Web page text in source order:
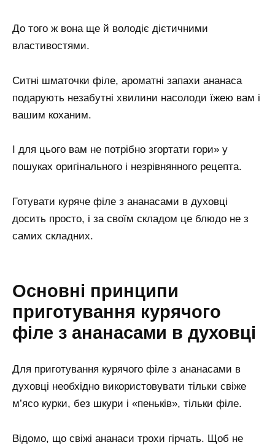
До того ж вона ще й володіє дієтичними
властивостями.
Ситні шматочки філе, ароматні запахи ананаса
подарують незабутні хвилини насолоди їжею вам і
вашим коханим.
І для цього вам не потрібно згортати гори» у
пошуках оригінального і незрівнянного рецепта.
Готувати куряче філе з ананасами в духовці
досить просто, і за своїм складом це блюдо не з
самих складних.
Основні принципи
приготування курячого
філе з ананасами в духовці
Для приготування курячого філе з ананасами в
духовці необхідно використовувати тільки свіже
м’ясо курки, без шкури і «пеньків», тільки філе.
Відомо, що свіжі ананаси трохи гірчать. Щоб не